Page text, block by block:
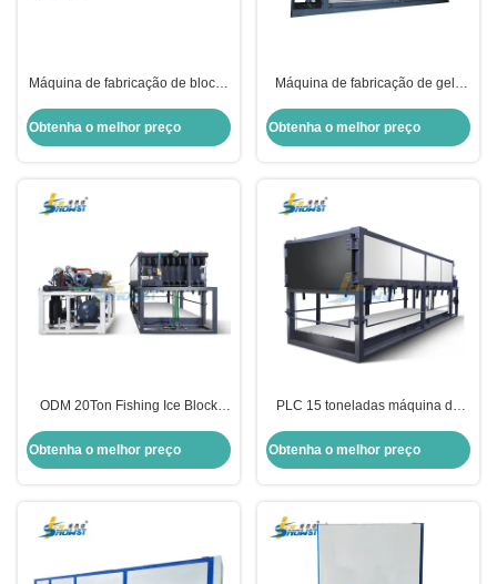
Máquina de fabricação de blocos
refrigeração de pesca
Obtenha o melhor preço
Máquina de fabricação de gelo
automático integrado 30T
Obtenha o melhor preço
ODM 20Ton Fishing Ice Block
Modulo Design
Obtenha o melhor preço
PLC 15 toneladas máquina de
arrefecimento directo
Obtenha o melhor preço